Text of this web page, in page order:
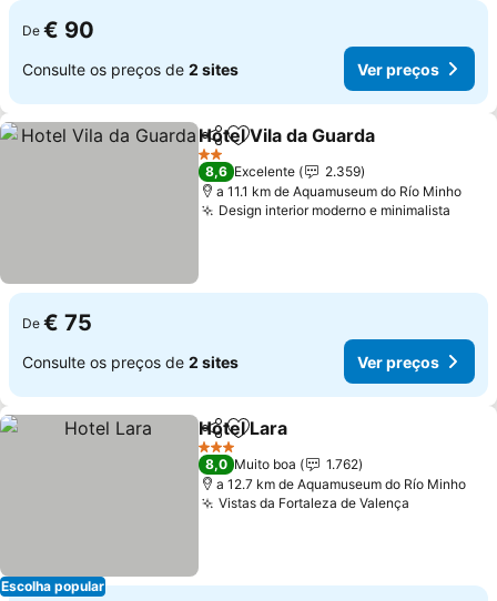
De € 90
Consulte os preços de 2 sites Ver preços
PartilharAdicionar aos favoritos
Hotel Vila da Guarda
2 Estrelas
8,6 Excelente
2.359
a 11.1 km de Aquamuseum do Río Minho
Design interior moderno e minimalista
De € 75
Consulte os preços de 2 sites Ver preços
Escolha popular
PartilharAdicionar aos favoritos
Hotel Lara
3 Estrelas
8,0 Muito boa
1.762
a 12.7 km de Aquamuseum do Río Minho
Vistas da Fortaleza de Valença